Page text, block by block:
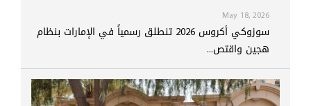
May 18, 2026
سوزوكي أكروس 2026 تنطلق رسمياً في الإمارات بنظام
هجين واقتص...